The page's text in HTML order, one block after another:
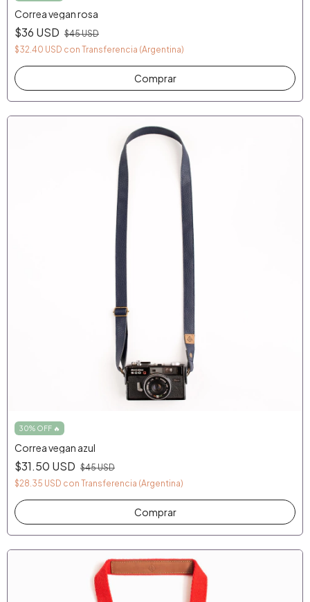
Correa vegan rosa
$36 USD $45 USD
$32.40 USD con Transferencia (Argentina)
30% OFF 🔥
Correa vegan azul
$31.50 USD $45 USD
$28.35 USD con Transferencia (Argentina)